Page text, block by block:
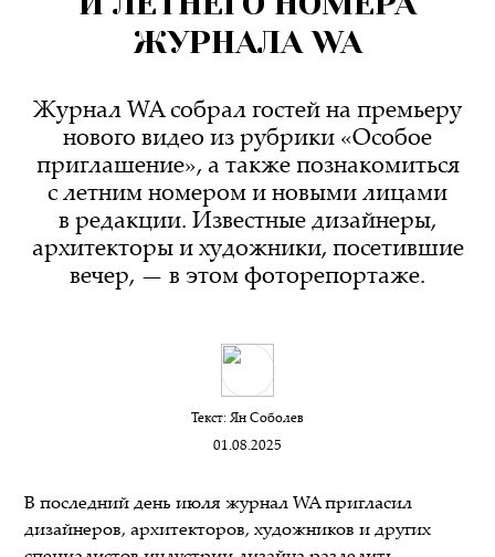
ЖУРНАЛА WA
Журнал WA собрал гостей на премьеру
нового видео из рубрики «Особое
приглашение», а также познакомиться
с летним номером и новыми лицами
в редакции. Известные дизайнеры,
архитекторы и художники, посетившие
вечер, — в этом фоторепортаже.
Текст: Ян Соболев
01.08.2025
В последний день июля журнал WA пригласил
дизайнеров, архитекторов, художников и других